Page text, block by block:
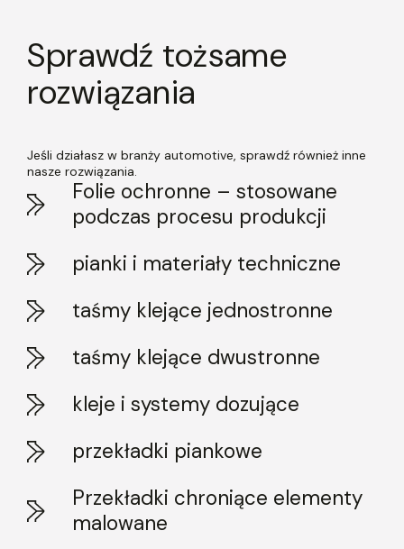
Sprawdź tożsame
rozwiązania
Jeśli działasz w branży automotive, sprawdź również inne
nasze rozwiązania.
Folie ochronne – stosowane
podczas procesu produkcji
pianki i materiały techniczne
taśmy klejące jednostronne
taśmy klejące dwustronne
kleje i systemy dozujące
przekładki piankowe
Przekładki chroniące elementy
malowane